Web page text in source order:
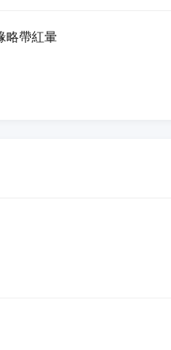
略帶紅暈